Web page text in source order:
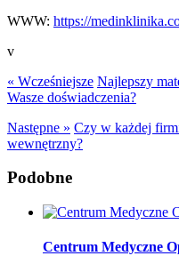
WWW: https://
v
« Wcześniejsze Najlepszy
Wasze doświadczenia?
Następne » Czy w każdej
wewnętrzny?
Podobne
Centrum Medyczne